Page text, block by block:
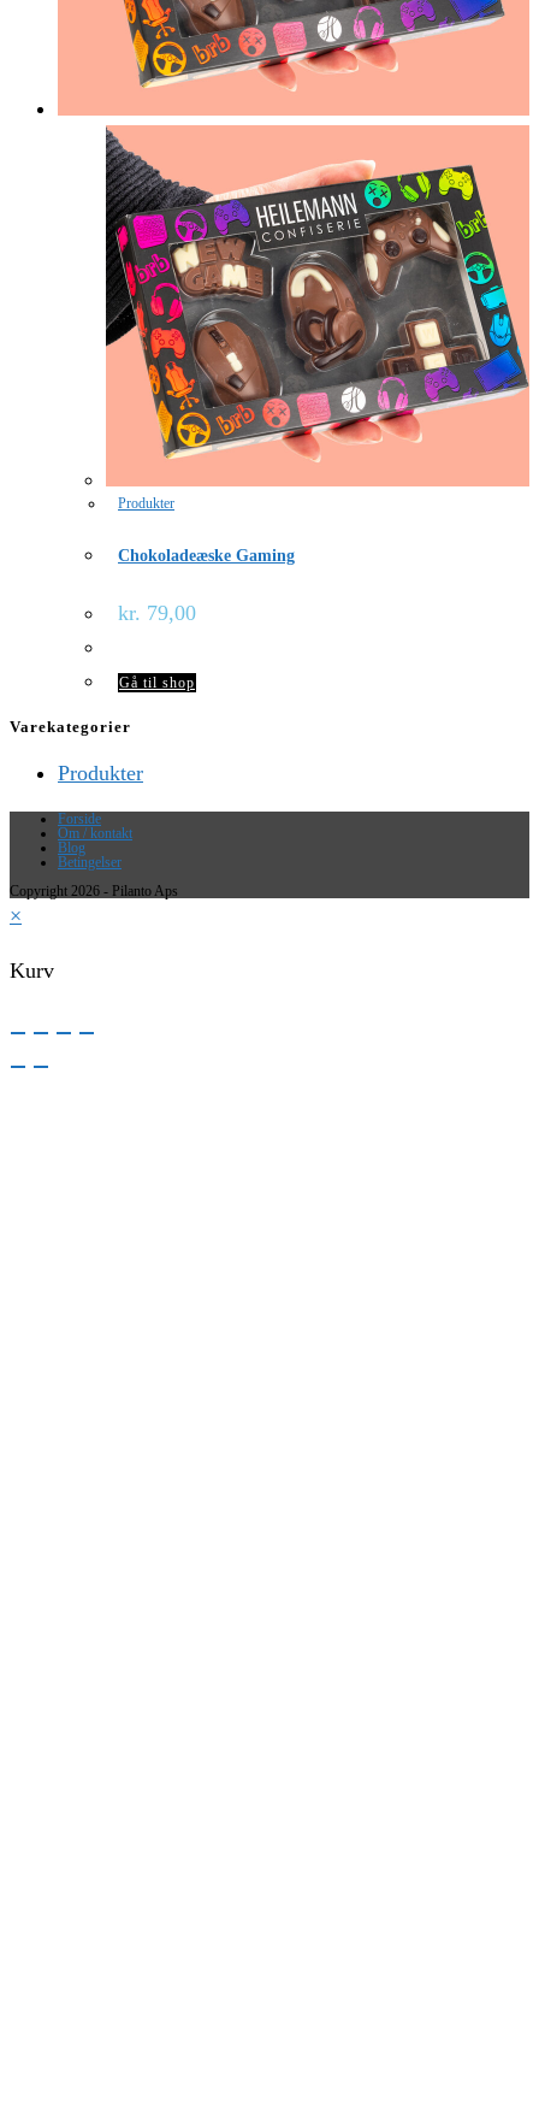
Produkter
Chokoladeæske Gaming
kr. 79,00
Gå til shop
Varekategorier
Produkter
Forside
Om / kontakt
Blog
Betingelser
Copyright 2026 - Pilanto Aps
×
Kurv